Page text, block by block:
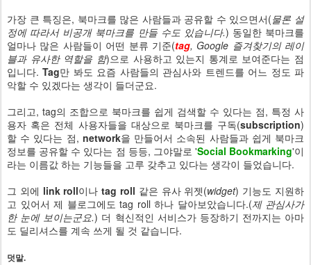
가장 큰 특징은, 북마크를 많은 사람들과 공유할 수 있으면서(물론 설
정에 따라서 비공개 북마크를 만들 수도 있습니다.) 동일한 북마크를
얼마나 많은 사람들이 어떤 분류 기준(tag, Google 즐겨찾기의 레이
블과 유사한 역할을 함)으로 사용하고 있는지 통계로 보여준다는 점
입니다.Tag만 봐도 요즘 사람들의 관심사와 트렌드를 어느 정도 파
악할 수 있겠다는 생각이 들더군요.
그리고, tag의 조합으로 북마크를 쉽게 검색할 수 있다는 점, 특정 사
용자 혹은 전체 사용자들을 대상으로 북마크를 구독(subscription)
할 수 있다는 점, network을 만들어서 소속된 사람들과 쉽게 북마크
정보를 공유할 수 있다는 점 등등, 그야말로 'Social Bookmarking'이
라는 이름값 하는 기능들을 고루 갖추고 있다는 생각이 들었습니다.
그 외에 link roll이나tag roll 같은 유사 위젯(widget) 기능도 지원하
고 있어서 제 블로그에도 tag roll 하나 달아보았습니다.(제 관심사가
한 눈에 보이는군요.) 더 혁신적인 서비스가 등장하기 전까지는 아마
도 딜리셔스를 계속 쓰게 될 것 같습니다.
덧말.